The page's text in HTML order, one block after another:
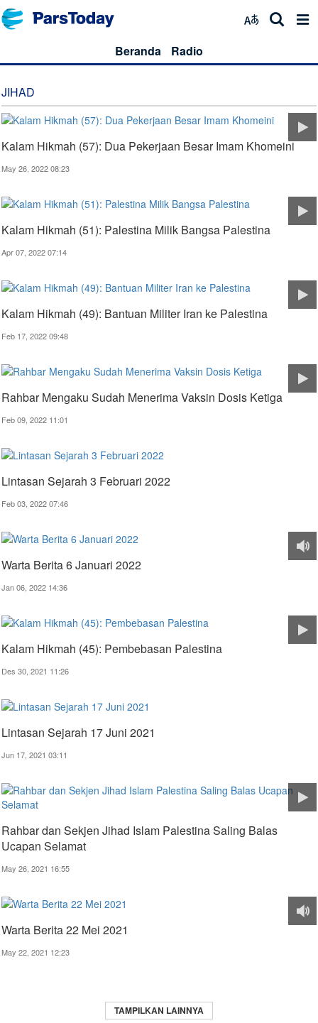
Beranda Radio
JIHAD
Kalam Hikmah (57): Dua Pekerjaan Besar Imam Khomeini
May 26, 2022 08:23
Kalam Hikmah (51): Palestina Milik Bangsa Palestina
Apr 07, 2022 07:14
Kalam Hikmah (49): Bantuan Militer Iran ke Palestina
Feb 17, 2022 09:48
Rahbar Mengaku Sudah Menerima Vaksin Dosis Ketiga
Feb 09, 2022 11:01
Lintasan Sejarah 3 Februari 2022
Feb 03, 2022 07:46
Warta Berita 6 Januari 2022
Jan 06, 2022 14:36
Kalam Hikmah (45): Pembebasan Palestina
Des 30, 2021 11:26
Lintasan Sejarah 17 Juni 2021
Jun 17, 2021 03:11
Rahbar dan Sekjen Jihad Islam Palestina Saling Balas
Ucapan Selamat
May 26, 2021 16:55
Warta Berita 22 Mei 2021
May 22, 2021 12:23
TAMPILKAN LAINNYA